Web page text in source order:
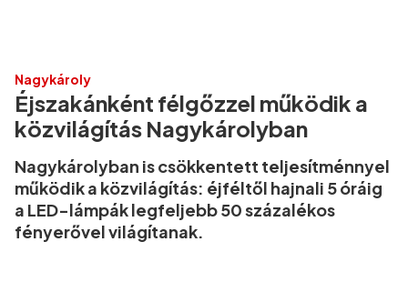
Nagykároly
Éjszakánként félgőzzel működik a
közvilágítás Nagykárolyban
Nagykárolyban is csökkentett teljesítménnyel
működik a közvilágítás: éjféltől hajnali 5 óráig
a LED-lámpák legfeljebb 50 százalékos
fényerővel világítanak.